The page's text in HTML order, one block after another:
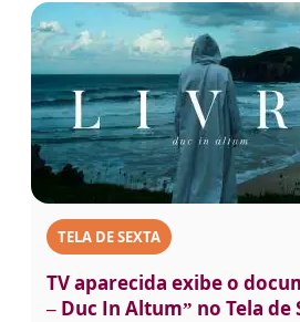
TELA DE SEXTA
TV aparecida exibe o
– Duc In Altum” no Tela de